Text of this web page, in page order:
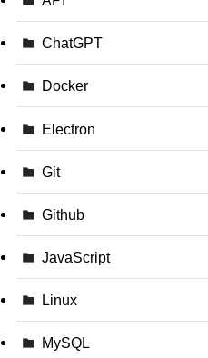
ChatGPT
Docker
Electron
Git
Github
JavaScript
Linux
MySQL